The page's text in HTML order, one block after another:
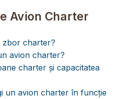
Avion Charter
zbor charter?
avion charter?
charter și capacitatea
un avion charter în funcție